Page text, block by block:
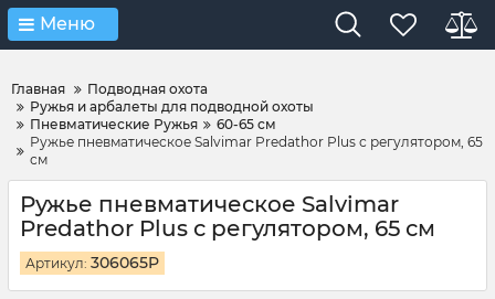
Verification: 4d3cd267c9851eb4
Меню
Главная
Подводная охота
Ружья и арбалеты для подводной охоты
Пневматические Ружья
60-65 см
Ружье пневматическое Salvimar Predathor Plus с регулятором, 65
см
Ружье пневматическое Salvimar
Predathor Plus с регулятором, 65 см
Артикул: 306065P